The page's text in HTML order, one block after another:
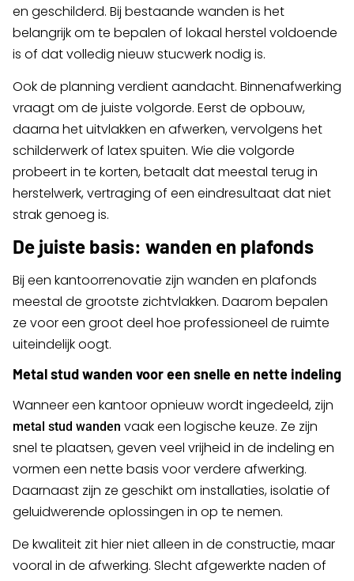
en geschilderd. Bij bestaande wanden is het
belangrijk om te bepalen of lokaal herstel voldoende
is of dat volledig nieuw stucwerk nodig is.
Ook de planning verdient aandacht. Binnenafwerking
vraagt om de juiste volgorde. Eerst de opbouw,
daarna het uitvlakken en afwerken, vervolgens het
schilderwerk of latex spuiten. Wie die volgorde
probeert in te korten, betaalt dat meestal terug in
herstelwerk, vertraging of een eindresultaat dat niet
strak genoeg is.
De juiste basis: wanden en plafonds
Bij een kantoorrenovatie zijn wanden en plafonds
meestal de grootste zichtvlakken. Daarom bepalen
ze voor een groot deel hoe professioneel de ruimte
uiteindelijk oogt.
Metal stud wanden voor een snelle en nette indeling
Wanneer een kantoor opnieuw wordt ingedeeld, zijn
metal stud wanden vaak een logische keuze. Ze zijn
snel te plaatsen, geven veel vrijheid in de indeling en
vormen een nette basis voor verdere afwerking.
Daarnaast zijn ze geschikt om installaties, isolatie of
geluidwerende oplossingen in op te nemen.
De kwaliteit zit hier niet alleen in de constructie, maar
vooral in de afwerking. Slecht afgewerkte naden of